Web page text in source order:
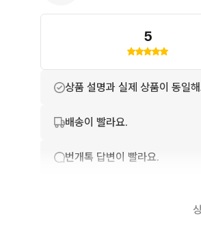
5
상품 설명과 실제 상품이 동일
배송이 빨라요.
번개톡 답변이 빨라요.